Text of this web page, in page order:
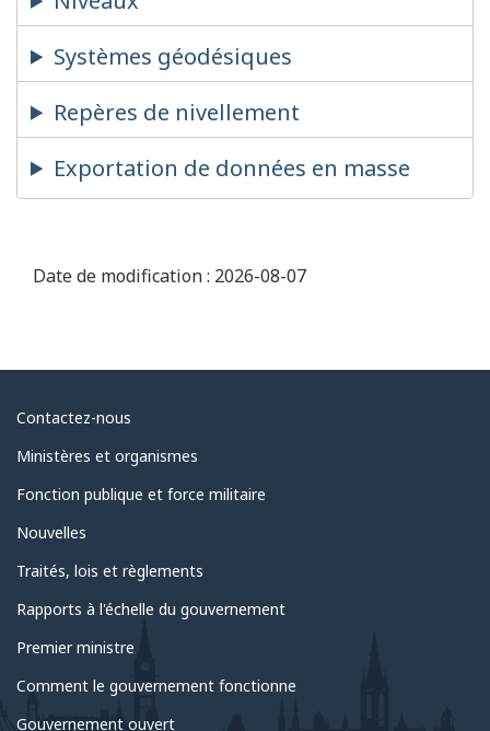
Systèmes géodésiques
Repères de nivellement
Exportation de données en masse
Date de modification : 2026-08-07
Au
sujet
du
gouvernement
Contactez-nous
Ministères et organismes
Fonction publique et force militaire
Nouvelles
Traités, lois et règlements
Rapports à l'échelle du gouvernement
Premier ministre
Comment le gouvernement fonctionne
Gouvernement ouvert